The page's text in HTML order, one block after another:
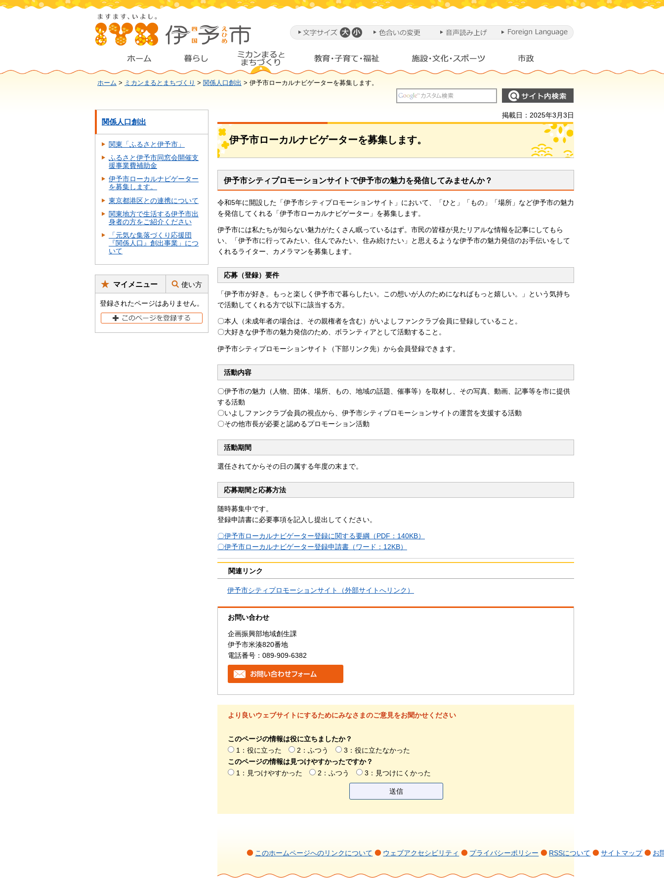
ホーム > ミカンまるとまちづくり > 関係人口創出 > 伊予市ローカルナビゲーターを募集します。
関係人口創出
関東「ふるさと伊予市」
ふるさと伊予市同窓会開催支
援事業費補助金
伊予市ローカルナビゲーター
を募集します。
東京都港区との連携について
関東地方で生活する伊予市出
身者の方をご紹介ください
「元気な集落づくり応援団
『関係人口』創出事業」につ
いて
マイメニュー 使い方
登録されたページはありません。
掲載日：2025年3月3日
伊予市ローカルナビゲーターを募集します。
伊予市シティプロモーションサイトで伊予市の魅力を発信してみませんか？
令和5年に開設した「伊予市シティプロモーションサイト」において、「ひと」「もの」「場所」など伊予市の魅力
を発信してくれる「伊予市ローカルナビゲーター」を募集します。
伊予市には私たちが知らない魅力がたくさん眠っているはず。市民の皆様が見たリアルな情報を記事にしてもら
い、「伊予市に行ってみたい、住んでみたい、住み続けたい」と思えるような伊予市の魅力発信のお手伝いをして
くれるライター、カメラマンを募集します。
応募（登録）要件
「伊予市が好き。もっと楽しく伊予市で暮らしたい。この想いが人のためになればもっと嬉しい。」という気持ち
で活動してくれる方で以下に該当する方。
〇本人（未成年者の場合は、その親権者を含む）がいよしファンクラブ会員に登録していること。
〇大好きな伊予市の魅力発信のため、ボランティアとして活動すること。
伊予市シティプロモーションサイト（下部リンク先）から会員登録できます。
活動内容
〇伊予市の魅力（人物、団体、場所、もの、地域の話題、催事等）を取材し、その写真、動画、記事等を市に提供
する活動
〇いよしファンクラブ会員の視点から、伊予市シティプロモーションサイトの運営を支援する活動
〇その他市長が必要と認めるプロモーション活動
活動期間
選任されてからその日の属する年度の末まで。
応募期間と応募方法
随時募集中です。
登録申請書に必要事項を記入し提出してください。
〇伊予市ローカルナビゲーター登録に関する要綱（PDF：140KB）
〇伊予市ローカルナビゲーター登録申請書（ワード：12KB）
関連リンク
伊予市シティプロモーションサイト（外部サイトへリンク）
お問い合わせ
企画振興部地域創生課
伊予市米湊820番地
電話番号：089-909-6382
より良いウェブサイトにするためにみなさまのご意見をお聞かせください
このページの情報は役に立ちましたか？
1：役に立った
2：ふつう
3：役に立たなかった
このページの情報は見つけやすかったですか？
1：見つけやすかった
2：ふつう 3：見つけにくかった
このホームページへのリンクについて ウェブアクセシビリティ プライバシーポリシー RSSについて サイトマップ お